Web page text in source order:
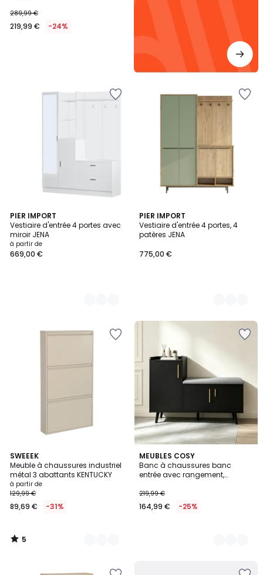
289,99 €
219,99 € -24%
PIER IMPORT
Vestiaire d'entrée 4 portes avec
miroir JENA
à partir de
669,00 €
2
Couleurs
PIER IMPORT
Vestiaire d'entrée 4 portes, 4
patères JENA
775,00 €
2
Couleurs
SWEEEK
Meuble à chaussures industriel
métal 3 abattants KENTUCKY
à partir de
129,99 €
89,69 € -31%
5
/
5
2
Couleurs
5
/
MEUBLES COSY
Banc à chaussures banc
entrée avec rangement,
219,99 €
164,99 € -25%
2
Couleurs